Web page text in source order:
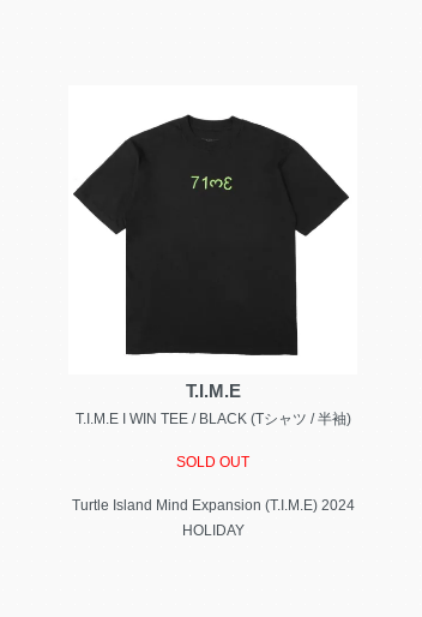
T.I.M.E
T.I.M.E I WIN TEE / BLACK (Tシャツ / 半袖)
SOLD OUT
Turtle Island Mind Expansion (T.I.M.E) 2024
HOLIDAY